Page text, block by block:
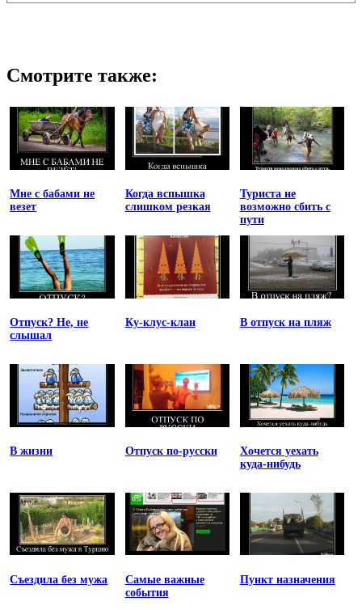
Смотрите также:
Мне с бабами не
везет
Когда вспышка
слишком резкая
Туриста не
возможно сбить с
пути
Отпуск? Не, не
слышал
Ку-клус-клан В отпуск на пляж
В жизни Отпуск по-русски
Хочется уехать
куда-нибудь
Съездила без мужа
Самые важные
события
Пункт назначения